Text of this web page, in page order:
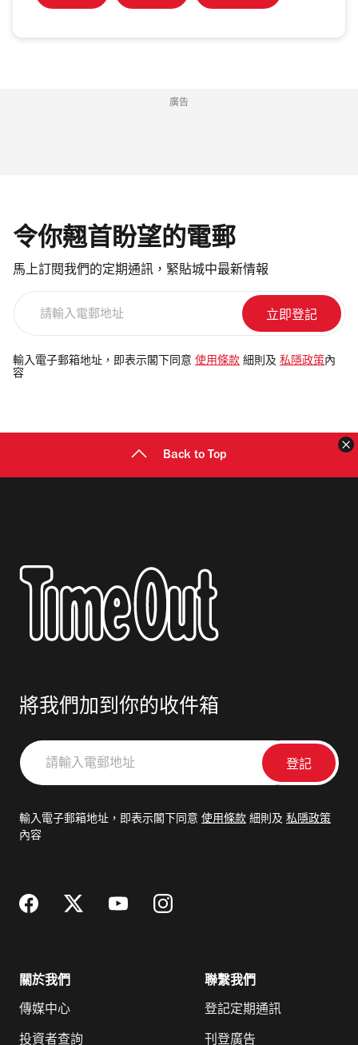
廣告
令你翹首盼望的電郵
馬上訂閱我們的定期通訊，緊貼城中最新情報
電
郵
輸入電子郵箱地址，即表示閣下同意 使用條款 細則及 私隱政策 內
容
Back to Top
將我們加到你的收件箱
請
輸
郵
輸入電子郵箱地址，即表示閣下同意 使用條款 細則及 私隱政策
內容
關於我們
傳媒中心
投資者查詢
聯繫我們
登記定期通訊
刊登廣告